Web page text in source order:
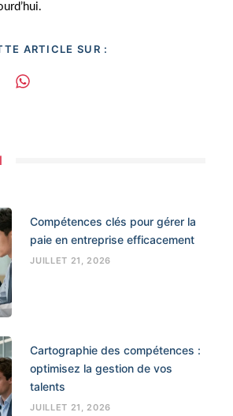
ARTICLE SUR :
Compétences clés pour gérer la
paie en entreprise efficacement
JUILLET 21, 2026
Cartographie des compétences :
optimisez la gestion de vos
talents
JUILLET 21, 2026